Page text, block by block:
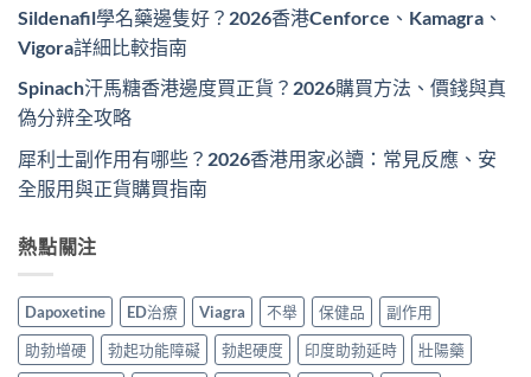
Sildenafil學名藥邊隻好？2026香港Cenforce、Kamagra、
Vigora詳細比較指南
Spinach汗馬糖香港邊度買正貨？2026購買方法、價錢與真
偽分辨全攻略
犀利士副作用有哪些？2026香港用家必讀：常見反應、安
全服用與正貨購買指南
熱點關注
Dapoxetine ED治療 Viagra 不舉 保健品
副作用
助勃增硬
勃起功能障礙 勃起硬度 印度助勃延時
壯陽藥